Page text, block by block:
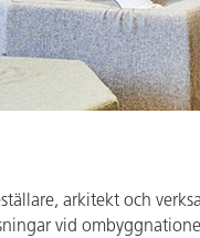
arkitekt och
vid